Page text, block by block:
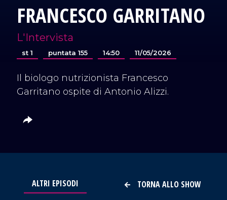
FRANCESCO GARRITANO
L'Intervista
st 1 puntata 155 14:50 11/05/2026
Il biologo nutrizionista Francesco
Garritano ospite di Antonio Alizzi.
TORNA ALLO SHOW
ALTRI EPISODI